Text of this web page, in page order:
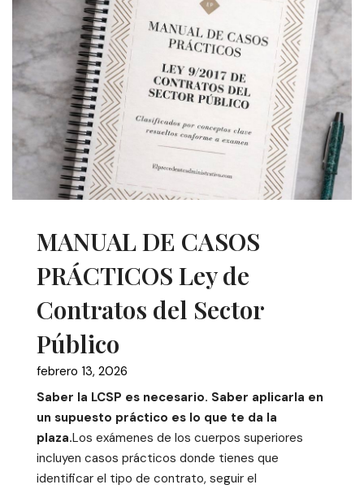
MANUAL DE CASOS
PRÁCTICOS Ley de
Contratos del Sector
Público
febrero 13, 2026
Saber la LCSP es necesario. Saber aplicarla en
un supuesto práctico es lo que te da la
plaza.Los exámenes de los cuerpos superiores
incluyen casos prácticos donde tienes que
identificar el tipo de contrato, seguir el